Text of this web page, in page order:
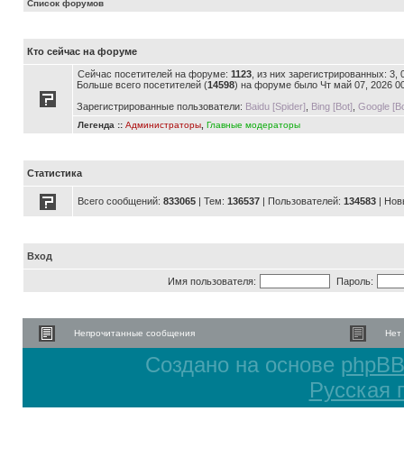
Список форумов
Кто сейчас на форуме
Сейчас посетителей на форуме: 1123 , из них зарегистрированных:
Больше всего посетителей (14598) на форуме было Чт май 07, 2026
Зарегистрированные пользователи: Baidu [Spider] Bing [Bot] Google
Легенда :: Администраторы Главные модераторы
Статистика
Всего сообщений: 833065 | Тем: 136537 | Пользователей: 134583 |
Вход
Имя пользователя: Пароль:
Непрочитанные сообщения Нет
Создано на основе phpBB
Русская